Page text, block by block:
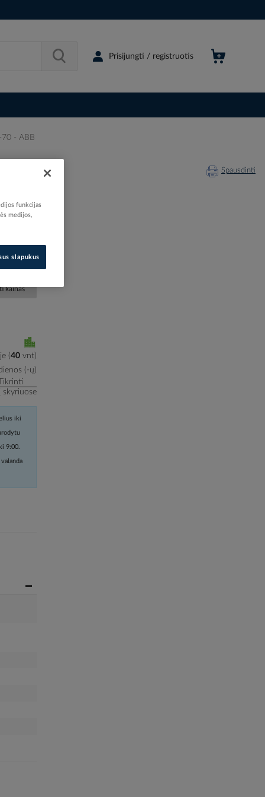
Prisijungti / registruotis
70 - ABB
Spausdinti
kainas
(-ų)
(40 vnt)
skyriuose
iki
9:00.
funkcijas
medijos,
slapukus